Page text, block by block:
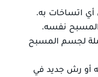
اتساخات به.
نفسه.
لجسم المسبح
أو رش جديد في